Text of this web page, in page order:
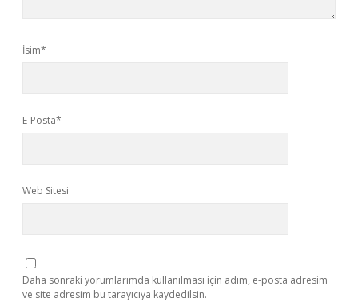
İsim*
E-Posta*
Web Sitesi
Daha sonraki yorumlarımda kullanılması için adım, e-posta adresim
ve site adresim bu tarayıcıya kaydedilsin.